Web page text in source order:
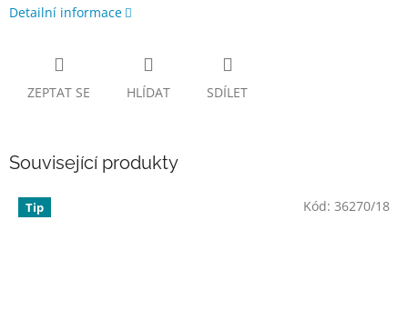
Detailní informace
ZEPTAT SE HLÍDAT SDÍLET
Související produkty
Tip Kód: 36270/18